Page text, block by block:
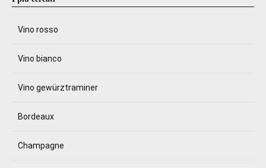
Vino rosso
Vino bianco
Vino gewürztraminer
Bordeaux
Champagne